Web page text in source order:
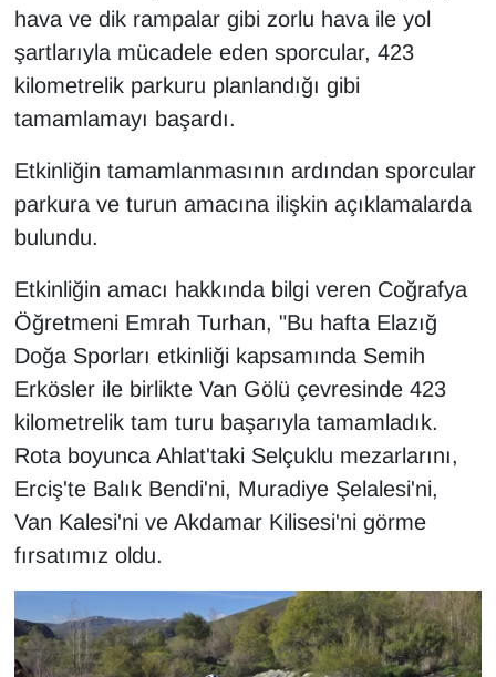
hava ve dik rampalar gibi zorlu hava ile yol
şartlarıyla mücadele eden sporcular, 423
kilometrelik parkuru planlandığı gibi
tamamlamayı başardı.
Etkinliğin tamamlanmasının ardından sporcular
parkura ve turun amacına ilişkin açıklamalarda
bulundu.
Etkinliğin amacı hakkında bilgi veren Coğrafya
Öğretmeni Emrah Turhan, "Bu hafta Elazığ
Doğa Sporları etkinliği kapsamında Semih
Erkösler ile birlikte Van Gölü çevresinde 423
kilometrelik tam turu başarıyla tamamladık.
Rota boyunca Ahlat'taki Selçuklu mezarlarını,
Erciş'te Balık Bendi'ni, Muradiye Şelalesi'ni,
Van Kalesi'ni ve Akdamar Kilisesi'ni görme
fırsatımız oldu.
RÖPORTAJ
SAĞLIK
Sinema - TV
SPOR
TEBRİK
TEKNOLOJİ
Turizm
Vasıta
YAŞAM